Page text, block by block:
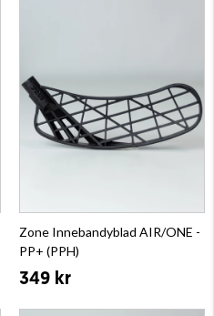
Zone Innebandyblad AIR/ONE -
PP+ (PPH)
349 kr